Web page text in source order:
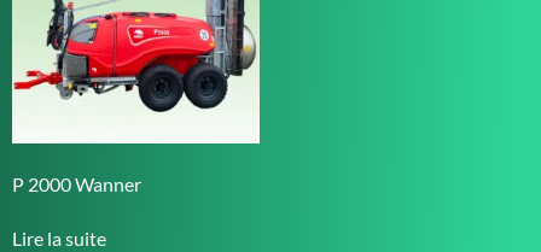
P 2000 Wanner
Lire la suite